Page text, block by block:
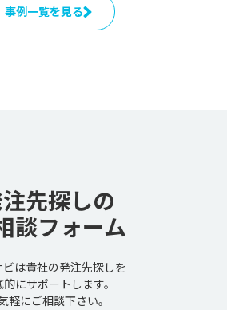
事例一覧を見る
先探しの
談フォーム
ビは貴社の発注先探しを
にサポートします。
軽にご相談下さい。